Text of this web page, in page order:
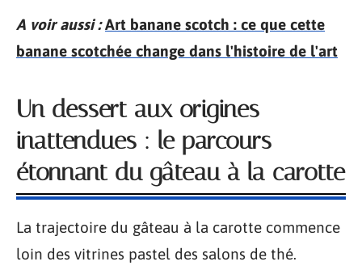
A voir aussi : Art banane scotch : ce que cette
banane scotchée change dans l'histoire de l'art
Un dessert aux origines
inattendues : le parcours
étonnant du gâteau à la carotte
La trajectoire du gâteau à la carotte commence
loin des vitrines pastel des salons de thé.